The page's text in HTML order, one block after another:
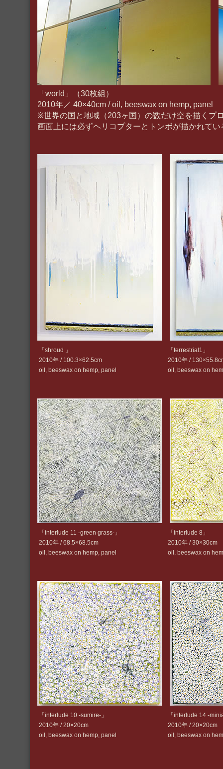
「world」（30枚組）
2010年／ 40×40cm / oil, beeswax on hemp, panel
※世界の国と地域（203ヶ国）の数だけ空を描くプ
画面上には必ずヘリコプターとトンボが描かれてい
「shroud 」
2010年 / 100.3×62.5cm
oil, beeswax on hemp, panel
「terrestrial1」
2010年 /
oil, beeswax on
「interlude 11 -green grass-」
2010年 / 68.5×68.5cm
oil, beeswax on hemp, panel
「interlude 8」
2010年 / 30×30cm
oil, beeswax on
「interlude 10 -sumire-」
2010年 / 20×20cm
oil, beeswax on hemp, panel
「interlude 14 -
2010年 / 20×20cm
oil, beeswax on